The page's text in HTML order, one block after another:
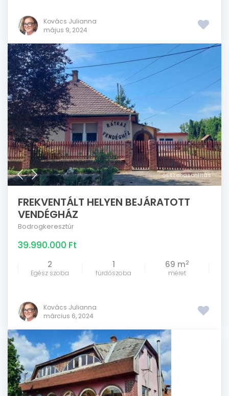
Kovács Julianna
május 9, 2024
összehasonlítás
FREKVENTÁLT HELYEN BEJÁRATOTT
VENDÉGHÁZ
Bodrogkeresztúr
39.990.000 Ft
2
Egész szoba
1
fürdőszoba
69 m2
méret
Kovács Julianna
március 6, 2024